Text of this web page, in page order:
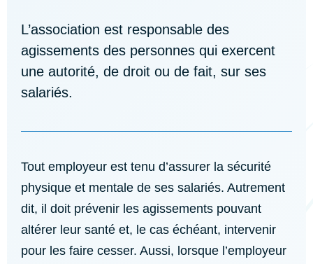
L’association est responsable des
agissements des personnes qui exercent
une autorité, de droit ou de fait, sur ses
salariés.
Tout employeur est tenu d’assurer la sécurité
physique et mentale de ses salariés. Autrement
dit, il doit prévenir les agissements pouvant
altérer leur santé et, le cas échéant, intervenir
pour les faire cesser. Aussi, lorsque l’employeur